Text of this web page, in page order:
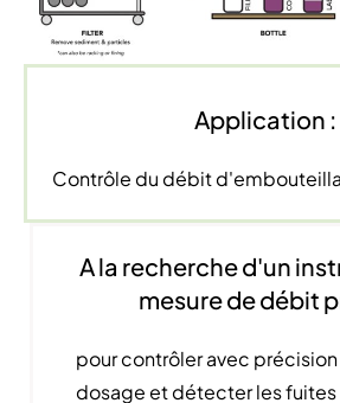
Application :
Contrôle du débit
A la recherche d'un
mesure de débit
pour contrôler avec
dosage et détecter les